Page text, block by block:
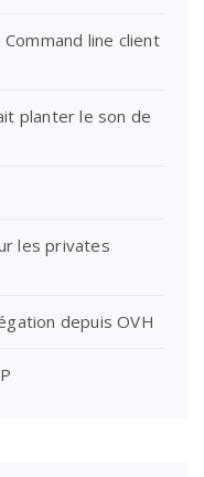
line client
planter le son de
les privates
depuis OVH